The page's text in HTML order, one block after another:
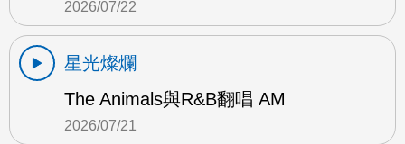
2026/07/22
星光燦爛
The Animals與R&B翻唱 AM
2026/07/21